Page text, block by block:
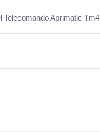
Telecomando Aprimatic Tm4